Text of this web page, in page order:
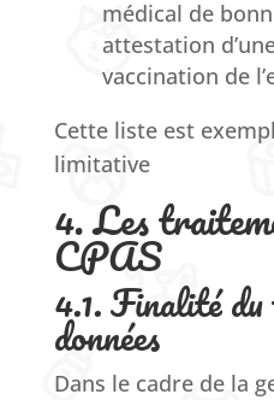
médical de
attestation
vaccination de
Cette liste est
limitative
4. Les
CPAS
4.1. Finalité
données
Dans le cadre de la